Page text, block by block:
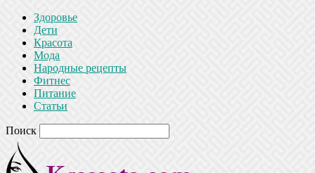
Здоровье
Дети
Красота
Мода
Народные рецепты
Фитнес
Питание
Статьи
Поиск